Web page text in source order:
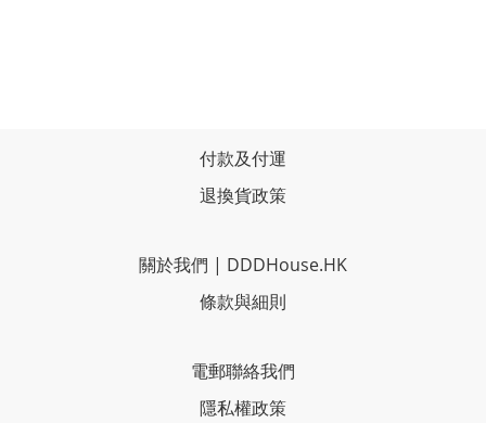
付款及付運
退換貨政策
關於我們 | DDDHouse.HK
條款與細則
電郵聯絡我們
隱私權政策